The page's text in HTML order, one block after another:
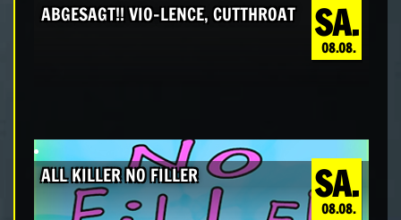
SA.
08.08.
ABGESAGT!! VIO-LENCE, CUTTHROAT
SA.
08.08.
ALL KILLER NO FILLER